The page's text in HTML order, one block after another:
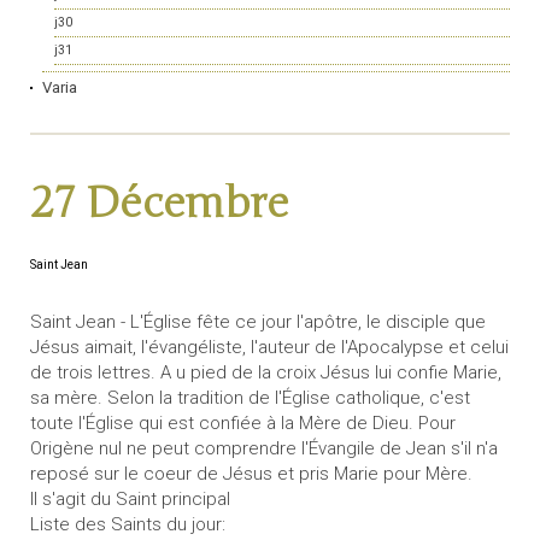
j30
j31
Varia
27 Décembre
Saint Jean
Saint Jean - L'Église fête ce jour l'apôtre, le disciple que
Jésus aimait, l'évangéliste, l'auteur de l'Apocalypse et celui
de trois lettres. A u pied de la croix Jésus lui confie Marie,
sa mère. Selon la tradition de l'Église catholique, c'est
toute l'Église qui est confiée à la Mère de Dieu. Pour
Origène nul ne peut comprendre l'Évangile de Jean s'il n'a
reposé sur le coeur de Jésus et pris Marie pour Mère.
Il s'agit du Saint principal
Liste des Saints du jour: